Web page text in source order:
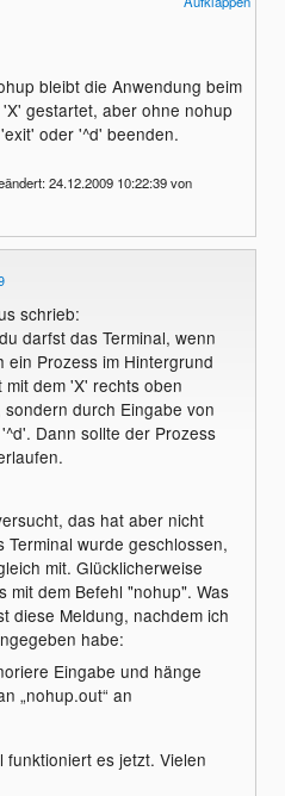
aber xeyes läuft weiter.
(was der OP beschreibt).
bleibt die Anwendung beim
gestartet, aber ohne nohup
oder '^d' beenden.
24.12.2009 10:22:39 von
schrieb:
darfst das Terminal, wenn
ein Prozess im Hintergrund
mit dem 'X' rechts oben
sondern durch Eingabe von
Dann sollte der Prozess
das hat aber nicht
Terminal wurde geschlossen,
mit. Glücklicherweise
mit dem Befehl "nohup". Was
diese Meldung, nachdem ich
habe:
Eingabe und hänge
„nohup.out“ an
funktioniert es jetzt. Vielen